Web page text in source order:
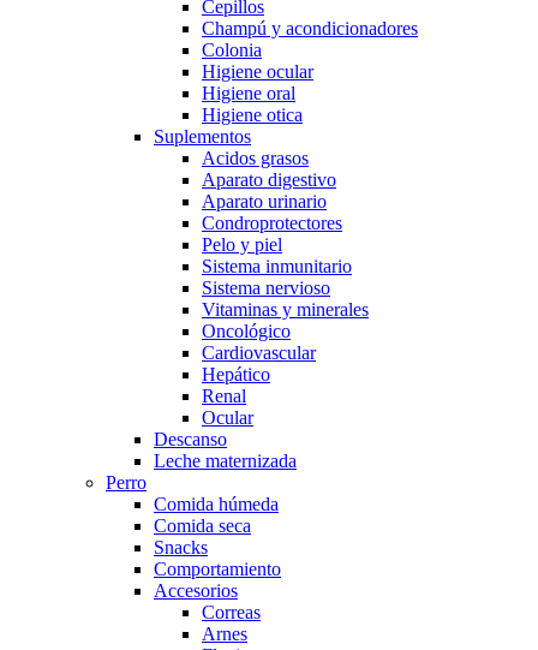
Cepillos
Champú y acondicionadores
Colonia
Higiene ocular
Higiene oral
Higiene otica
Suplementos
Acidos grasos
Aparato digestivo
Aparato urinario
Condroprotectores
Pelo y piel
Sistema inmunitario
Sistema nervioso
Vitaminas y minerales
Oncológico
Cardiovascular
Hepático
Renal
Ocular
Descanso
Leche maternizada
Perro
Comida húmeda
Comida seca
Snacks
Comportamiento
Accesorios
Correas
Arnes